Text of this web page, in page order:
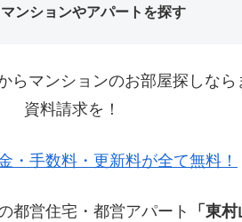
ンションやアパートを探す
らマンションのお部屋探しなら
資料請求を！
・手数料・更新料が全て無料！
都営住宅・都営アパート
「東